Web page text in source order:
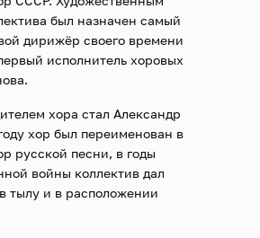
был назначен самый
дирижёр своего времени
исполнитель хоровых
хора стал Александр
хор был переименован в
русской песни, в годы
войны коллектив дал
тылу и в расположении